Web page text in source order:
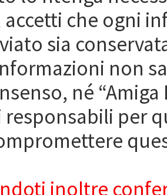
accetti che ogni
sia
non
né
per
inoltre